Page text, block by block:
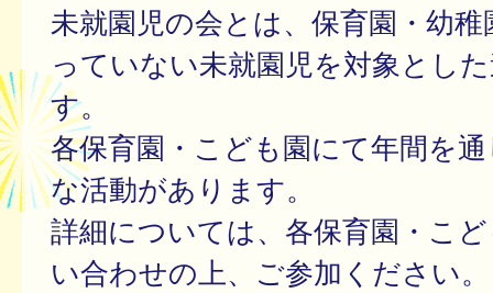
未就園児の会とは、保育園・幼
っていない未就園児を対象とし
す。
各保育園・こども園にて年間を
な活動があります。
詳細については、各保育園・こ
い合わせの上、ご参加ください。